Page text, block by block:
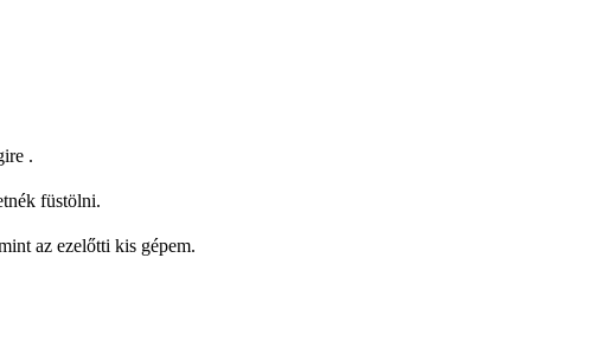
.
füstölni.
az ezelőtti kis gépem.